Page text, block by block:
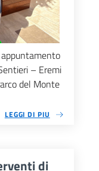
– Eremi
del Monte
LEGGI DI PIU
di